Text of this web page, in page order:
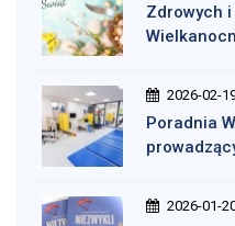
Zdrowych i
2026-02-
Poradnia
2026-01-